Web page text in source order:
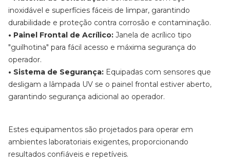
inoxidável e superfícies fáceis de limpar, garantindo
durabilidade e proteção contra corrosão e contaminação.
• Painel Frontal de Acrílico: Janela de acrílico tipo
"guilhotina" para fácil acesso e máxima segurança do
operador.
• Sistema de Segurança: Equipadas com sensores que
desligam a lâmpada UV se o painel frontal estiver aberto,
garantindo segurança adicional ao operador.
Estes equipamentos são projetados para operar em
ambientes laboratoriais exigentes, proporcionando
resultados confiáveis e repetíveis.